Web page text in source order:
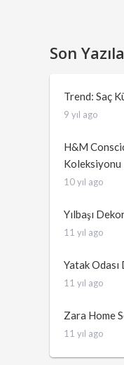
Son
Trend: Saç
9 yıl ago
H&M
Koleksiyonu
10 yıl ago
Yılbaşı
11 yıl ago
Yatak
11 yıl ago
Zara Home
11 yıl ago